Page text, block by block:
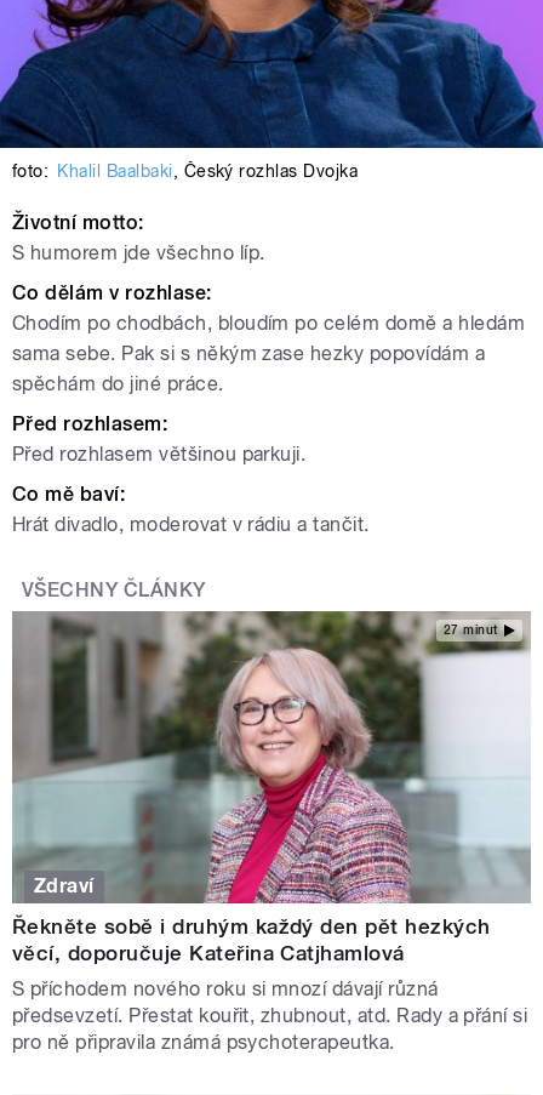
foto: Khalil Baalbaki, Český rozhlas Dvojka
Životní motto:
S humorem jde všechno líp.
Co dělám v rozhlase:
Chodím po chodbách, bloudím po celém domě a hledám
sama sebe. Pak si s někým zase hezky popovídám a
spěchám do jiné práce.
Před rozhlasem:
Před rozhlasem většinou parkuji.
Co mě baví:
Hrát divadlo, moderovat v rádiu a tančit.
VŠECHNY ČLÁNKY
27 minut
Zdraví
Řekněte sobě i druhým každý den pět hezkých
věcí, doporučuje Kateřina Catjhamlová
S příchodem nového roku si mnozí dávají různá
předsevzetí. Přestat kouřit, zhubnout, atd. Rady a přání si
pro ně připravila známá psychoterapeutka.